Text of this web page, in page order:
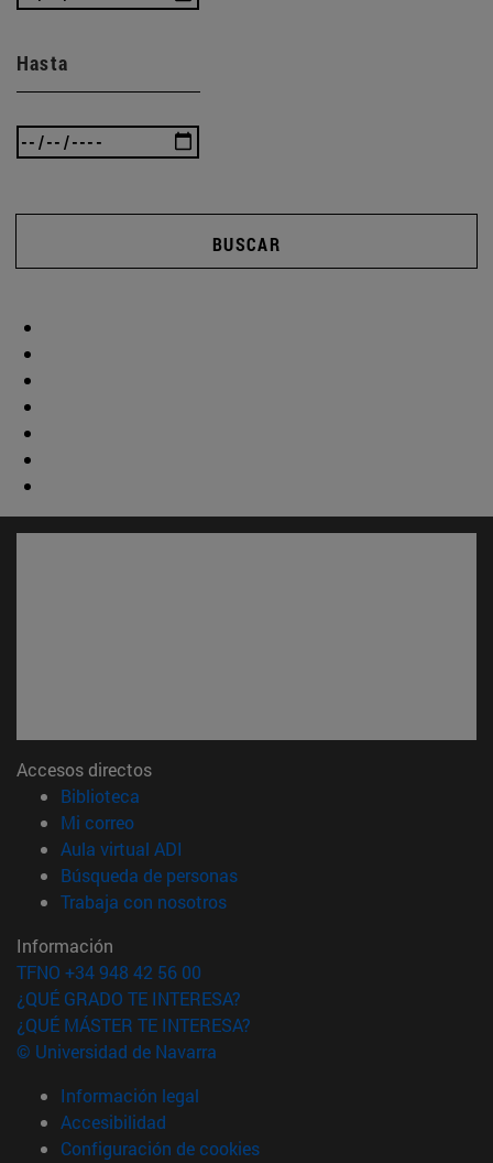
Hasta
BUSCAR
Accesos directos
Biblioteca
Mi correo(abre en nueva ventana)
Aula virtual ADI
Búsqueda de personas(abre en nueva ventana)
Trabaja con nosotros(abre en nueva ventana)
Información
TFNO +34 948 42 56 00
¿QUÉ GRADO TE INTERESA?
¿QUÉ MÁSTER TE INTERESA?
© Universidad de Navarra
Información legal
Accesibilidad
Configuración de cookies